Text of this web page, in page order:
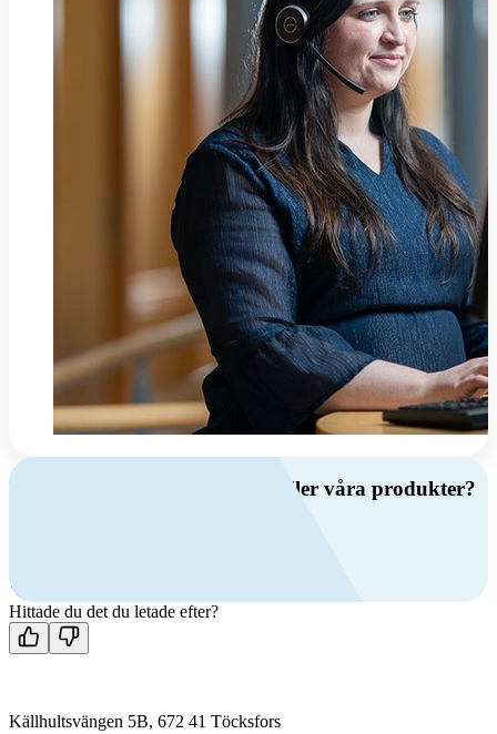
Har du frågor om ventilation eller våra produkter?
Kontakta oss
Hittade du det du letade efter?
Källhultsvängen 5B, 672 41 Töcksfors